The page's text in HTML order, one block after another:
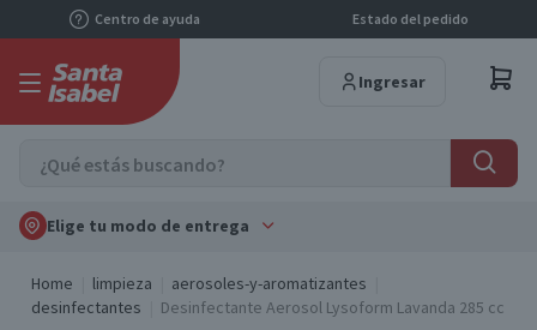
Centro de ayuda Estado del pedido
Ingresar
Elige tu modo de entrega
Home limpieza
aerosoles-y-aromatizantes
desinfectantes
Desinfectante Aerosol Lysoform Lavanda 285 cc